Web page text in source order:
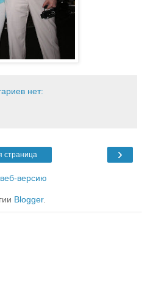
нет:
›
страница
версию
Blogger.